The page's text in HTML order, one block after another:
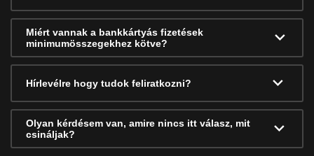
Miért vannak a bankkártyás fizetések
minimumösszegekhez kötve?
Hírlevélre hogy tudok feliratkozni?
Olyan kérdésem van, amire nincs itt válasz, mit
csináljak?